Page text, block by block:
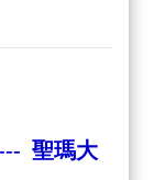
聖瑪大